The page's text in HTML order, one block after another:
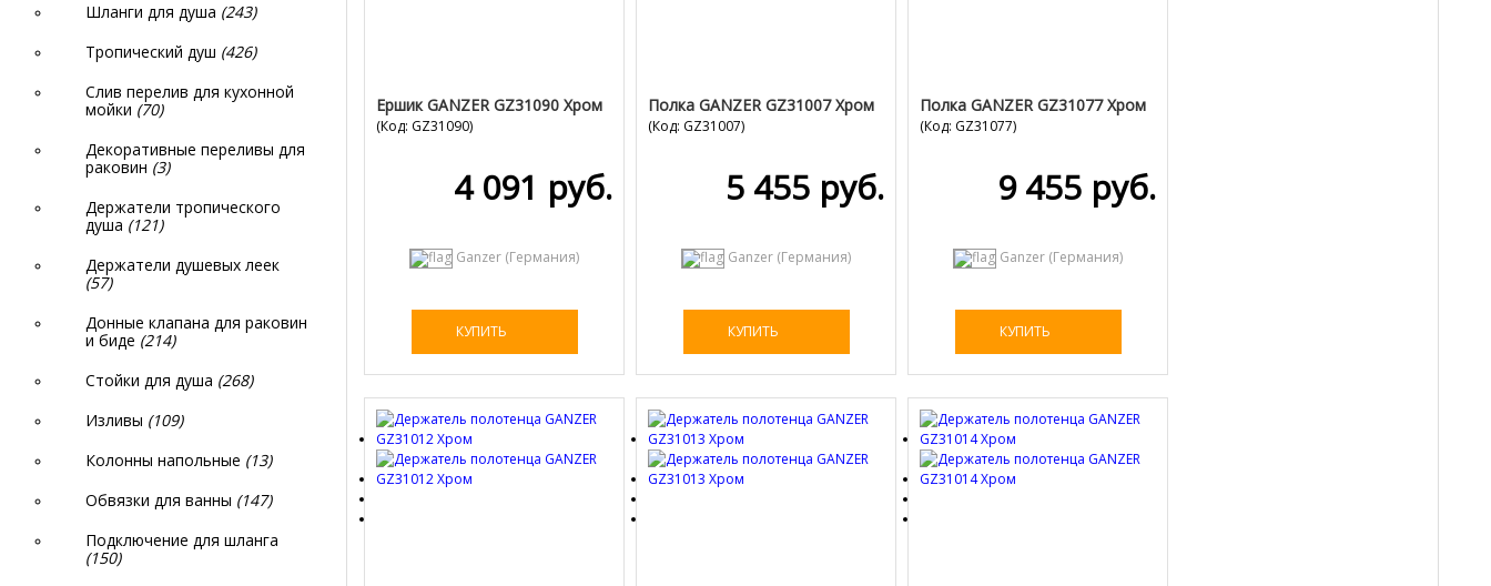
Ершик GANZER GZ31090 Хром
(Код: GZ31090)
4 091 руб.
Ganzer (Германия)
КУПИТЬ
Полка GANZER GZ31007 Хром
(Код: GZ31007)
5 455 руб.
Ganzer (Германия)
КУПИТЬ
Полка GANZER GZ31077 Хром
(Код: GZ31077)
9 455 руб.
Ganzer (Германия)
КУПИТЬ
Шланги для душа (243)
Тропический душ (426)
Слив перелив для кухонной
мойки (70)
Декоративные переливы для
раковин (3)
Держатели тропического
душа (121)
Держатели душевых леек
(57)
Донные клапана для раковин
и биде (214)
Стойки для душа (268)
Изливы (109)
Колонны напольные (13)
Обвязки для ванны (147)
Подключение для шланга
(150)